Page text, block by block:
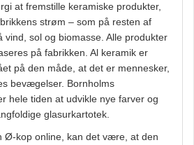
at fremstille keramiske produkter,
strøm – som på resten af
vind, sol og biomasse. Alle produkter
på fabrikken. Al keramik er
på den måde, at det er mennesker,
bevægelser. Bornholms
hele tiden at udvikle nye farver og
glasurkartotek.
Ø-kop online, kan det være, at den